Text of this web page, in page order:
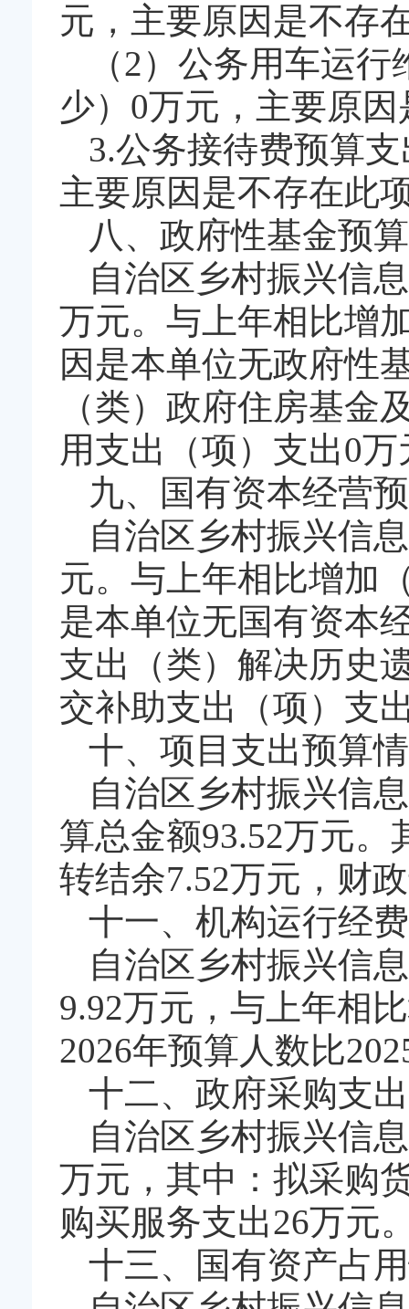
元，主要原因是不存
（2）公务用车运
少）0万元，主要原
3.公务接待费预算
主要原因是不存在此
八、政府性基金预
自治区乡村振兴信
万元。与上年相比增
因是本单位无政府性
（类）政府住房基金
用支出（项）支出0万
九、国有资本经营
自治区乡村振兴信
元。与上年相比增加
是本单位无国有资本
支出（类）解决历史
交补助支出（项）支
十、项目支出预算
自治区乡村振兴信
算总金额93.52万元
转结余7.52万元，财
十一、机构运行经
自治区乡村振兴信
9.92万元，与上年相
2026年预算人数比
十二、政府采购支
自治区乡村振兴信
万元，其中：拟采购
购买服务支出26万元
十三、国有资产占